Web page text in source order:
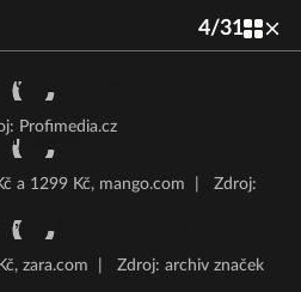
4/31
Profimedia.cz
a 1299 Kč, mango.com
Zdroj:
zara.com Zdroj: archiv značek